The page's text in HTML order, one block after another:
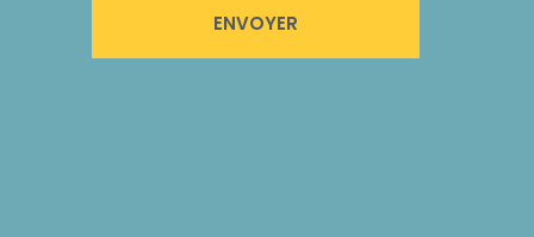
ENVOYER